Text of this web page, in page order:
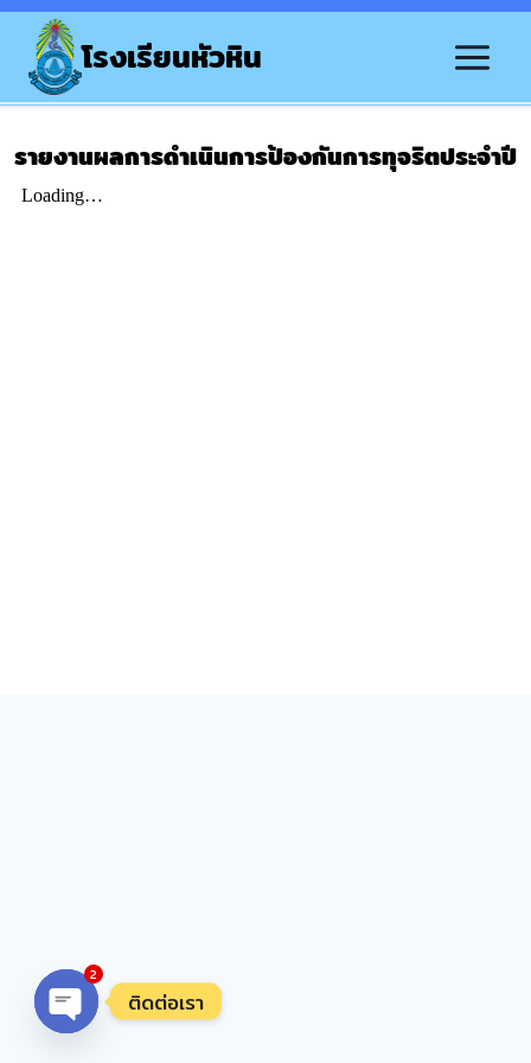
โรงเรียนหัวหิน
รายงานผลการดำเนินการป้องกันการทุจริตประจำปี
ติดต่อเรา
2